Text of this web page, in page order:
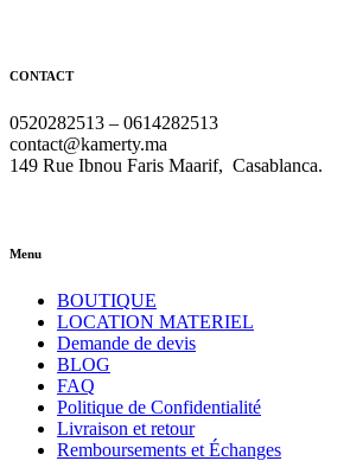
CONTACT
0520282513 – 0614282513
contact@kamerty.ma
149 Rue Ibnou Faris Maarif, Casablanca.
Menu
BOUTIQUE
LOCATION MATERIEL
Demande de devis
BLOG
FAQ
Politique de Confidentialité
Livraison et retour
Remboursements et Échanges